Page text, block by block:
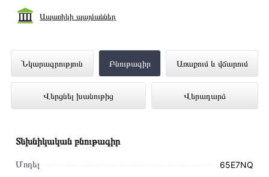
Ապառիկի պայմաններ
Նկարագրություն Բնութագիր Առաքում և վճարում
Վերցնել խանութից Վերադարձ
Հեռուստացույց Hisense 65E7NQ
ներկայացված է Technomix առցանց
խանութում լավագույն գնով 399 000 դրամ
Տեխնիկական բնութագիր
Մոդել 65E7NQ